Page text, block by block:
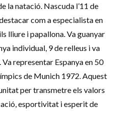
la natació. Nascuda l’11 de
com a especialista en
lliure i papallona. Va guanyar
individual, 9 de relleus i va
representar Espanya en 50
de Munich 1972. Aquest
per transmetre els valors
esportivitat i esperit de